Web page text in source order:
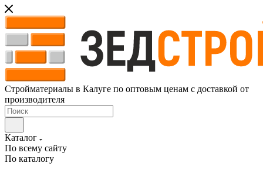
Стройматериалы в Калуге по оптовым ценам с доставкой от
производителя
Каталог
По всему сайту
По каталогу